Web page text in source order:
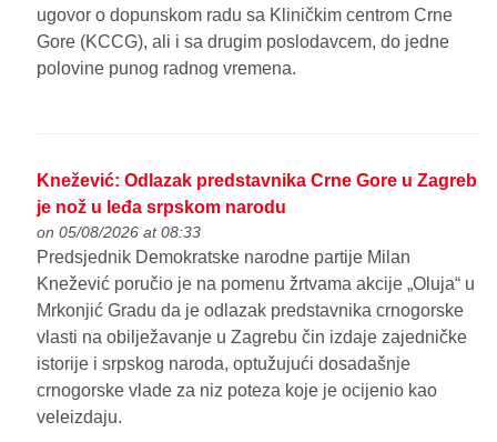
ugovor o dopunskom radu sa Kliničkim centrom Crne
Gore (KCCG), ali i sa drugim poslodavcem, do jedne
polovine punog radnog vremena.
Knežević: Odlazak predstavnika Crne Gore u Zagreb
je nož u leđa srpskom narodu
on 05/08/2026 at 08:33
Predsjednik Demokratske narodne partije Milan
Knežević poručio je na pomenu žrtvama akcije „Oluja“ u
Mrkonjić Gradu da je odlazak predstavnika crnogorske
vlasti na obilježavanje u Zagrebu čin izdaje zajedničke
istorije i srpskog naroda, optužujući dosadašnje
crnogorske vlade za niz poteza koje je ocijenio kao
veleizdaju.